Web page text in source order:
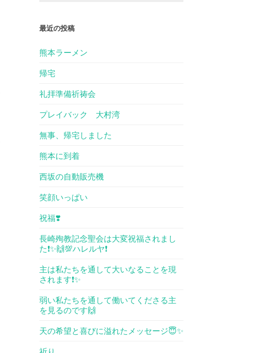
最近の投稿
熊本ラーメン
帰宅
礼拝準備祈祷会
プレイバック 大村湾
無事、帰宅しました
熊本に到着
西坂の自動販売機
笑顔いっぱい
祝福❣️
長崎殉教記念聖会は大変祝福されまし
た❗️✨🙌💯ハレルヤ❗️
主は私たちを通して大いなることを現
されます❗️✨
弱い私たちを通して働いてくださる主
を見るのです🙌
天の希望と喜びに溢れたメッセージ😇✨
祈り